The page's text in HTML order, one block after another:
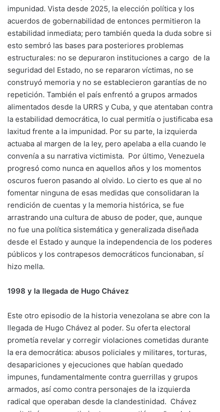
impunidad. Vista desde 2025, la elección política y los
acuerdos de gobernabilidad de entonces permitieron la
estabilidad inmediata; pero también queda la duda sobre si
esto sembró las bases para posteriores problemas
estructurales: no se depuraron instituciones a cargo de la
seguridad del Estado, no se repararon víctimas, no se
construyó memoria y no se establecieron garantías de no
repetición. También el país enfrentó a grupos armados
alimentados desde la URRS y Cuba, y que atentaban contra
la estabilidad democrática, lo cual permitía o justificaba esa
laxitud frente a la impunidad. Por su parte, la izquierda
actuaba al margen de la ley, pero apelaba a ella cuando le
convenía a su narrativa victimista. Por último, Venezuela
progresó como nunca en aquellos años y los momentos
oscuros fueron pasando al olvido. Lo cierto es que al no
fomentar ninguna de esas medidas que consolidaran la
rendición de cuentas y la memoria histórica, se fue
arrastrando una cultura de abuso de poder, que, aunque
no fue una política sistemática y generalizada diseñada
desde el Estado y aunque la independencia de los poderes
públicos y los contrapesos democráticos funcionaban, sí
hizo mella.
1998 y la llegada de Hugo Chávez
Este otro episodio de la historia venezolana se abre con la
llegada de Hugo Chávez al poder. Su oferta electoral
prometía revelar y corregir violaciones cometidas durante
la era democrática: abusos policiales y militares, torturas,
desapariciones y ejecuciones que habían quedado
impunes, fundamentalmente contra guerrillas y grupos
armados, así como contra personajes de la izquierda
radical que operaban desde la clandestinidad. Chávez